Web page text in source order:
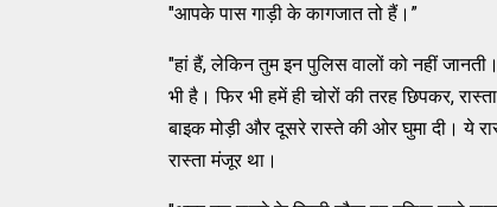
"आपके पास गाड़ी के कागजात तो हैं।”
"हां हैं, लेकिन तुम इन पुलिस वालों को नहीं
भी है। फिर भी हमें ही चोरों की तरह छिपकर,
बाइक मोड़ी और दूसरे रास्ते की ओर घुमा दी। ये
रास्ता मंजूर था।